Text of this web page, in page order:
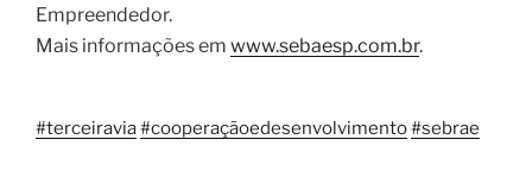
Empreendedor.
Mais informações em www.sebaesp.com.br.
#terceiravia#cooperaçãoedesenvolvimento#sebrae